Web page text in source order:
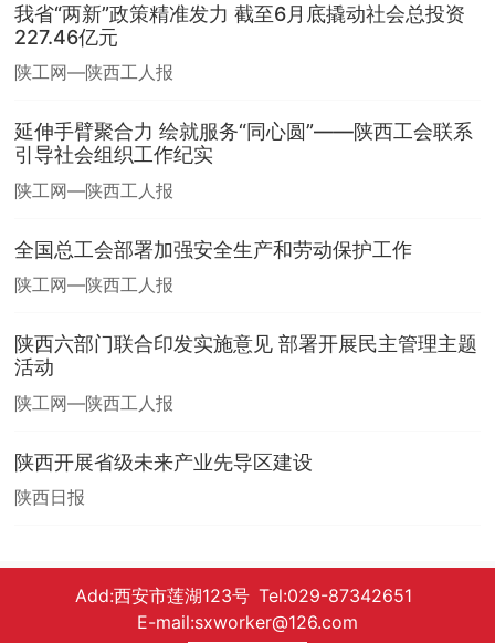
我省“两新”政策精准发力 截至6月底撬动社会总投资
227.46亿元
陕工网—陕西工人报
延伸手臂聚合力 绘就服务“同心圆”——陕西工会联系
引导社会组织工作纪实
陕工网—陕西工人报
全国总工会部署加强安全生产和劳动保护工作
陕工网—陕西工人报
陕西六部门联合印发实施意见 部署开展民主管理主题
活动
陕工网—陕西工人报
陕西开展省级未来产业先导区建设
陕西日报
Add:西安市莲湖123号 Tel:029-87342651
E-mail:sxworker@126.com